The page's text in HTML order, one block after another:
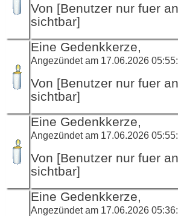
Von [Benutzer nur fuer
sichtbar]
Eine Gedenkkerze,
Angezündet am 17.06.2026
Von [Benutzer nur fuer
sichtbar]
Eine Gedenkkerze,
Angezündet am 17.06.2026
Von [Benutzer nur fuer
sichtbar]
Eine Gedenkkerze,
Angezündet am 17.06.2026